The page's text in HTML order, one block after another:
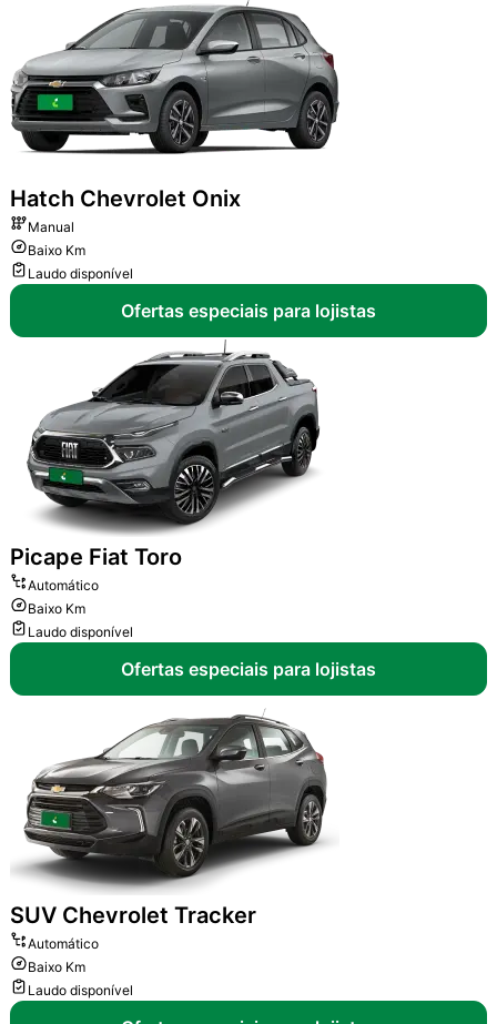
Hatch Chevrolet Onix
Manual
Baixo Km
Laudo disponível
Ofertas especiais para lojistas
Picape Fiat Toro
Automático
Baixo Km
Laudo disponível
Ofertas especiais para lojistas
SUV Chevrolet Tracker
Automático
Baixo Km
Laudo disponível